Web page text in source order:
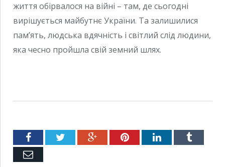
життя обірвалося на війні – там, де сьогодні
вирішується майбутнє України. Та залишилися
пам’ять, людська вдячність і світлий слід людини,
яка чесно пройшла свій земний шлях.
FacebookTwitter Google+PinterestLinkedInTumblr
Емейл